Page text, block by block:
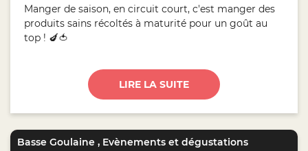
Manger de saison, en circuit court, c'est manger des
produits sains récoltés à maturité pour un goût au
top ! 🍆🍅
LIRE LA SUITE
Basse Goulaine , Evènements et dégustations